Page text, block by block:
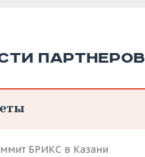
ПАРТНЕРОВ
БРИКС в Казани